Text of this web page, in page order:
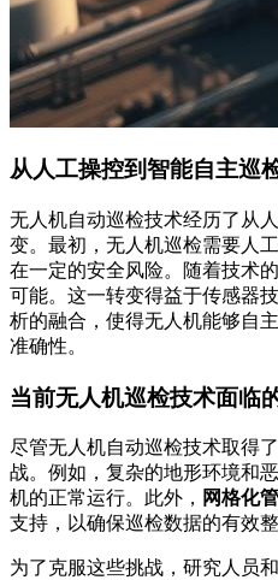
从人工操控到智能自主巡
无人机自动巡检技术经历了从
变。最初，无人机巡检需要人
在一定的安全风险。随着技术的
可能。这一转变得益于传感器技
析的融合，使得无人机能够自
准确性。
当前无人机巡检技术面临
尽管无人机自动巡检技术取得
战。例如，复杂的地形环境和
机的正常运行。此外， 网格化
支持，以确保巡检数据的有效整
为了克服这些挑战，研究人员